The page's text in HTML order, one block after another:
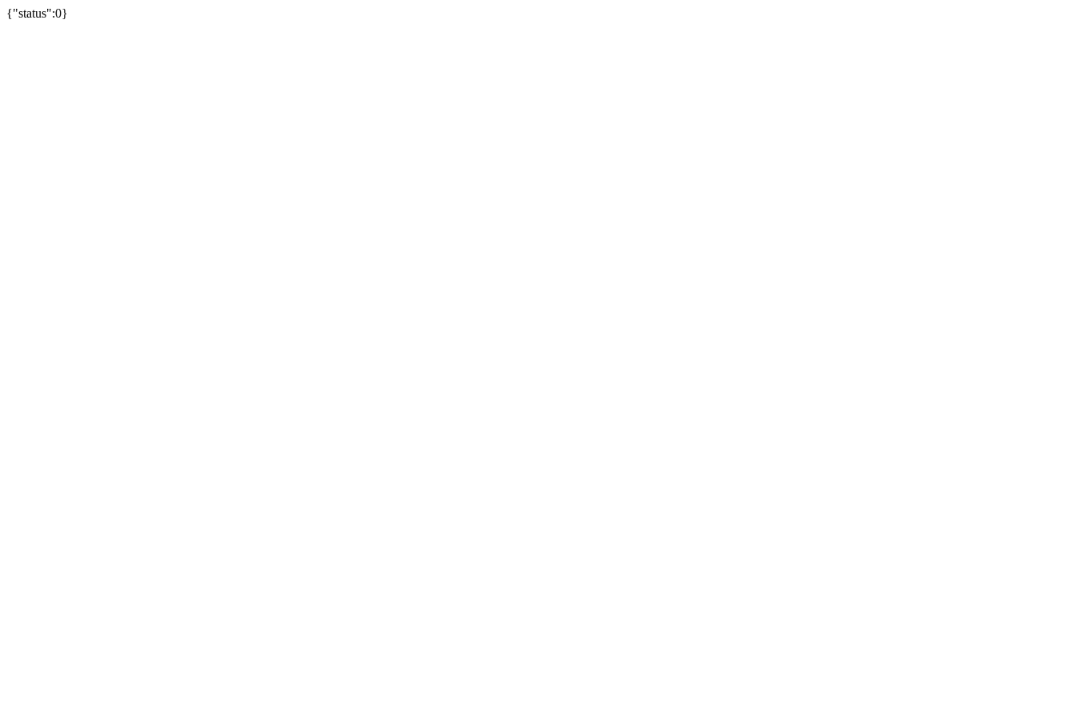
{"status":0}